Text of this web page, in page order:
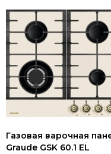
Газовая варочная
Graude GSK 60.1 EL